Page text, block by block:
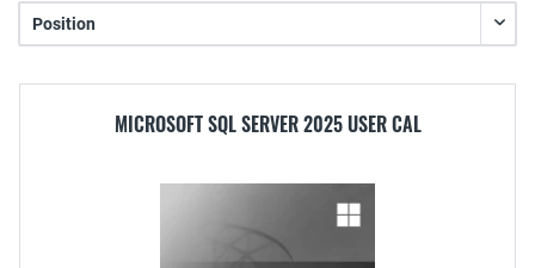
MICROSOFT SQL SERVER 2025 USER CAL